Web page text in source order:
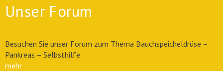
Unser Forum
Besuchen Sie unser Forum zum Thema Bauchspeicheldrüse –
Pankreas – Selbsthilfe
mehr